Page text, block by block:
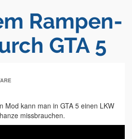
Rampen-
GTA 5
Mod kann man in GTA 5 einen LKW
missbrauchen.